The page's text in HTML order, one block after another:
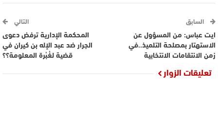
السابق
ايت عباس: من المسؤول عن
الاستهتار بمصلحة التلميذ..في
زمن الانتقامات الانتخابية
التالي
المحكمة الإدارية ترفض دعوى
الجرار ضد عبد الإله بن كيران في
قضية لغْبْرة المعلومة؟؟
تعليقات الزوار